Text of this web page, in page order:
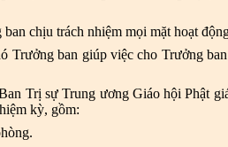
ban chịu trách nhiệm mọi mặt hoạt
Trưởng ban giúp việc cho Trưởng
Trị sự Trung ương Giáo hội Phật
kỳ, gồm: